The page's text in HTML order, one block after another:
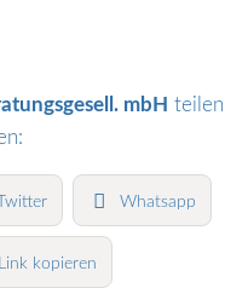
mbH teilen
Whatsapp
kopieren